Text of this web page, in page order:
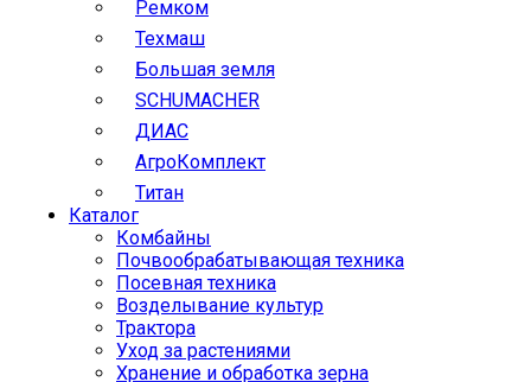
Ремком
Техмаш
Большая земля
SCHUMACHER
ДИАС
АгроКомплект
Титан
Каталог
Комбайны
Почвообрабатывающая техника
Посевная техника
Возделывание культур
Трактора
Уход за растениями
Хранение и обработка зерна